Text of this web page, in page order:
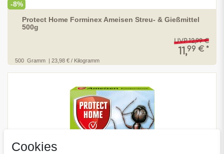
-8%
Protect Home Forminex Ameisen Streu- & Gießmittel
500g
UVP 12,99 €
11,99 € *
500 Gramm | 23,98 € / Kilogramm
Cookies